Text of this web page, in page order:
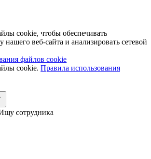
cookie, чтобы обеспечивать
нашего веб-сайта и анализировать сетевой
файлов cookie
cookie. Правила использования
сотрудника